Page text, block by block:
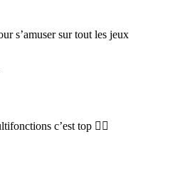
s’amuser sur tout les jeux
c’est top 👍🏼